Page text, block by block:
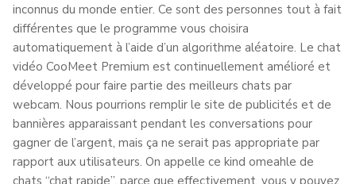
inconnus du monde entier. Ce sont des personnes tout à fait
différentes que le programme vous choisira
automatiquement à l’aide d’un algorithme aléatoire. Le chat
vidéo CooMeet Premium est continuellement amélioré et
développé pour faire partie des meilleurs chats par
webcam. Nous pourrions remplir le site de publicités et de
bannières apparaissant pendant les conversations pour
gagner de l’argent, mais ça ne serait pas appropriate par
rapport aux utilisateurs. On appelle ce kind omeahle de
chats “chat rapide”, parce que effectivement, vous y pouvez